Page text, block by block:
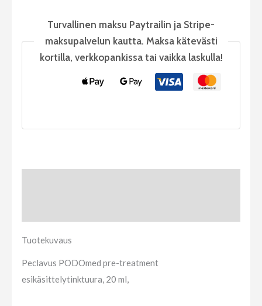
Turvallinen maksu Paytrailin ja Stripe-
maksupalvelun kautta. Maksa kätevästi
kortilla, verkkopankissa tai vaikka laskulla!
Tuotekuvaus
Peclavus PODOmed pre-treatment
esikäsittelytinktuura, 20 ml,